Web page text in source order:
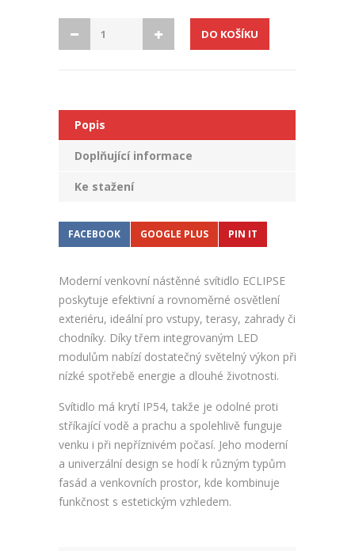
Popis
Doplňující informace
Ke stažení
FACEBOOK GOOGLE PLUS PIN IT
Moderní venkovní nástěnné svítidlo ECLIPSE
poskytuje efektivní a rovnoměrné osvětlení
exteriéru, ideální pro vstupy, terasy, zahrady či
chodníky. Díky třem integrovaným LED
modulům nabízí dostatečný světelný výkon při
nízké spotřebě energie a dlouhé životnosti.
Svítidlo má krytí IP54, takže je odolné proti
stříkající vodě a prachu a spolehlivě funguje
venku i při nepříznivém počasí. Jeho moderní
a univerzální design se hodí k různým typům
fasád a venkovních prostor, kde kombinuje
funkčnost s estetickým vzhledem.